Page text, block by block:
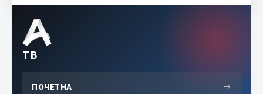
ТВ
ПОЧЕТНА →